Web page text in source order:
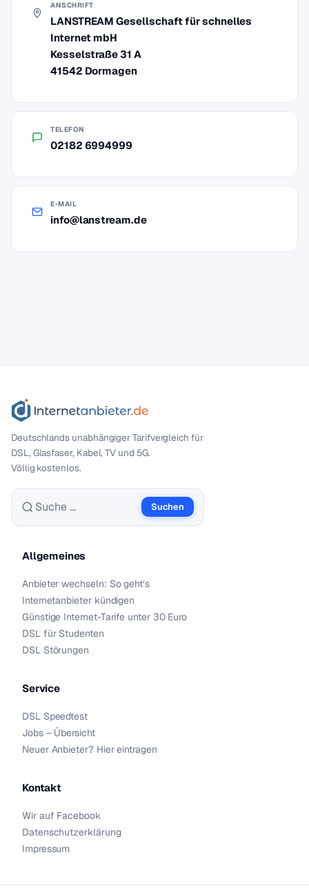
ANSCHRIFT
LANSTREAM Gesellschaft für schnelles
Internet mbH
Kesselstraße 31 A
41542 Dormagen
TELEFON
02182 6994999
E-MAIL
info@lanstream.de
Deutschlands unabhängiger Tarif­vergleich für
DSL, Glasfaser, Kabel, TV und 5G.
Völlig kostenlos.
Suche nach:
Suchen
Allgemeines
Anbieter wechseln: So geht’s
Internetanbieter kündigen
Günstige Internet-Tarife unter 30 Euro
DSL für Studenten
DSL Störungen
Service
DSL Speedtest
Jobs – Übersicht
Neuer Anbieter? Hier eintragen
Kontakt
Wir auf Facebook
Datenschutzerklärung
Impressum